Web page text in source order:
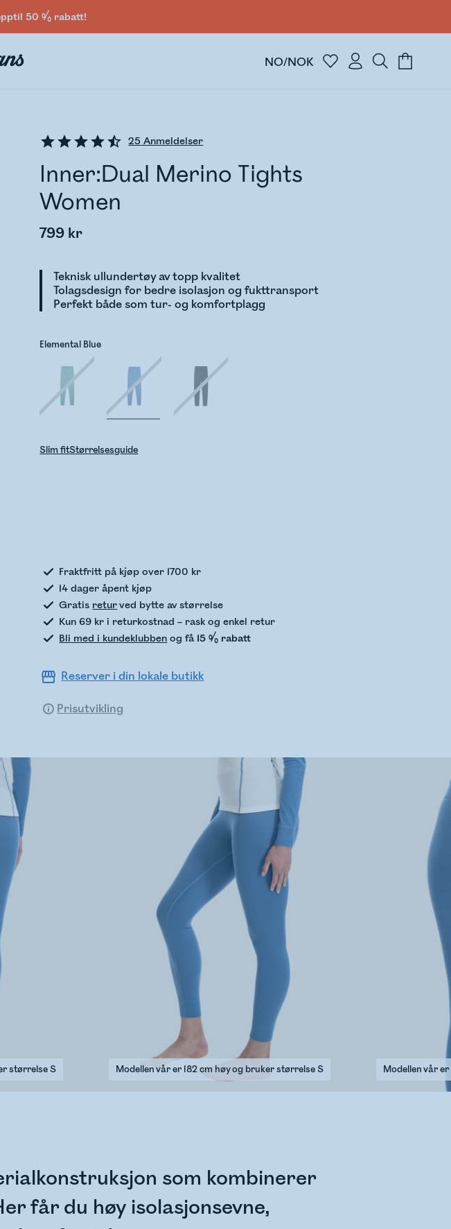
50 % rabatt!
NO/NOK
25 Anmeldelser
Inner:Dual Merino Tights
Women
799 kr
Teknisk ullundertøy av topp kvalitet
Tolagsdesign for bedre isolasjon og fukttransport
Perfekt både som tur- og komfortplagg
Elemental Blue
Slim fitStørrelsesguide
Fraktfritt på kjøp over 1700 kr
14 dager åpent kjøp
Gratis returved bytte av størrelse
Kun 69 kr i returkostnad – rask og enkel retur
Bli med i kundeklubben og få 15 % rabatt
Reserver i din lokale butikk
Prisutvikling
størrelse S Modellen vår er 182 cm høy og bruker størrelse S Modellen vår
som kombinerer
får du høy isolasjonsevne,